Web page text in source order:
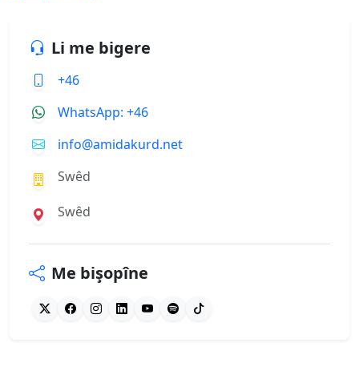
Li me bigere
+46
WhatsApp: +46
info@amidakurd.net
Swêd
Swêd
Me bişopîne